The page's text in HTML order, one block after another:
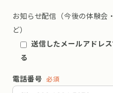
お知らせ配信（今後の体験会
ど）
送信したメールアドレ
る
電話番号 必須